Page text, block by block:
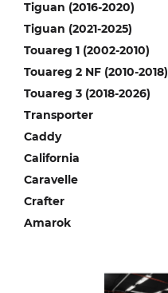
Amarok
Tiguan (2016-2020)
Tiguan (2021-2025)
Touareg 1 (2002-2010)
Touareg 2 NF (2010-2018)
Touareg 3 (2018-2026)
Transporter
Caddy
California
Caravelle
Crafter